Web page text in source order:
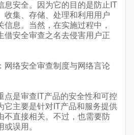
息安全。因为它的目的是防止IT
收集、存储、处理和利用用户
信息。当然，在实施过程中，
借安全审查之名去侵害用户正
络安全审查制度与网络言论
是审查IT产品的安全性和可控
它主要是针对IT产品和服务提供
不直接相关。不过，也需要防
误用。